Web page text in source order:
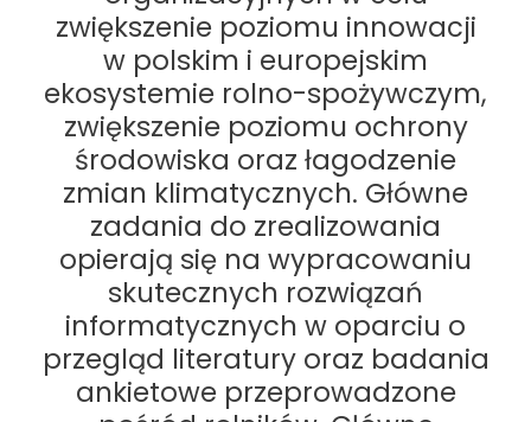
zwiększenie poziomu innowacji
w polskim i europejskim
ekosystemie rolno-spożywczym,
zwiększenie poziomu ochrony
środowiska oraz łagodzenie
zmian klimatycznych. Główne
zadania do zrealizowania
opierają się na wypracowaniu
skutecznych rozwiązań
informatycznych w oparciu o
przegląd literatury oraz badania
ankietowe przeprowadzone